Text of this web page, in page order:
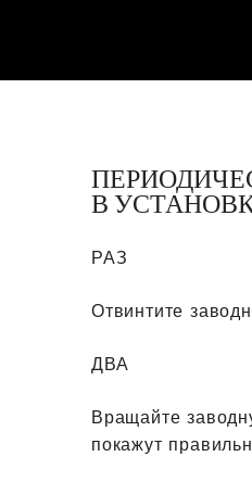
В
РАЗ
Отвинтите
ДВА
Вращайте
покажут